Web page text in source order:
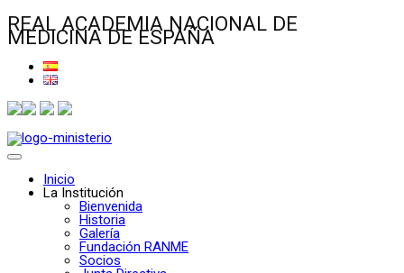
REAL ACADEMIA NACIONAL DE
MEDICINA DE ESPAÑA
Inicio
La Institución
Bienvenida
Historia
Galería
Fundación RANME
Socios